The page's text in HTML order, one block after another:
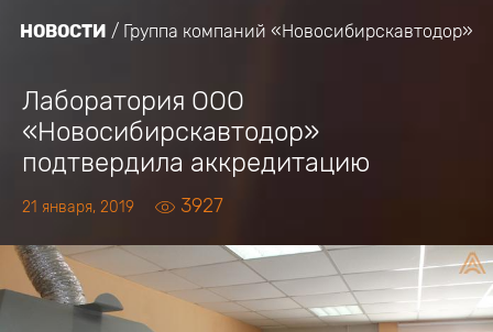
НОВОСТИ Группа компаний «Новосибирскавтодор»
Лаборатория ООО
«Новосибирскавтодор»
подтвердила аккредитацию
21 января, 2019 3927